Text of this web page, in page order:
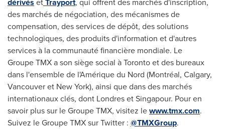
des marchés de négociation, des mécanismes de
compensation, des services de dépôt, des solutions
technologiques, des produits d'information et d'autres
services à la communauté financière mondiale. Le
Groupe TMX a son siège social àTorontoet des bureaux
dans l'ensemble de l'Amérique du Nord (Montréal, Calgary,
Vancouveret New York), ainsi que dans des marchés
internationaux clés, dont Londres et Singapour. Pour en
savoir plus sur le Groupe TMX, visitez lewww.tmx.com.
Suivez le Groupe TMX sur Twitter : @TMXGroup.